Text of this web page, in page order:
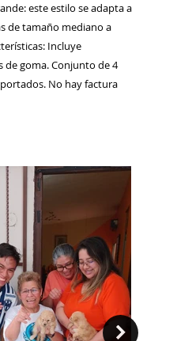
este estilo se adapta a
de tamaño mediano a
Incluye
de goma. Conjunto de 4
No hay factura